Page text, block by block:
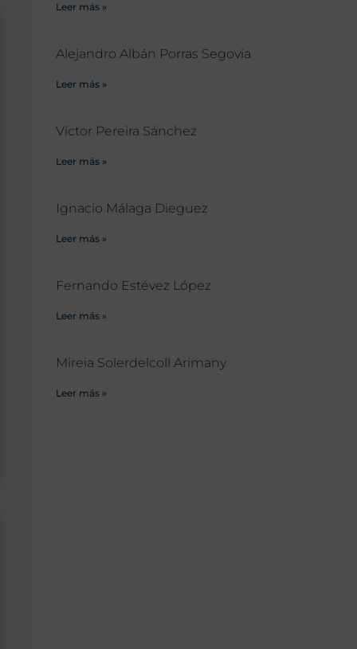
Leer más »
Alejandro Albán Porras Segovia
Leer más »
Víctor Pereira Sánchez
Leer más »
Ignacio Málaga Dieguez
Leer más »
Fernando Estévez López
Leer más »
Mireia Solerdelcoll Arimany
Leer más »